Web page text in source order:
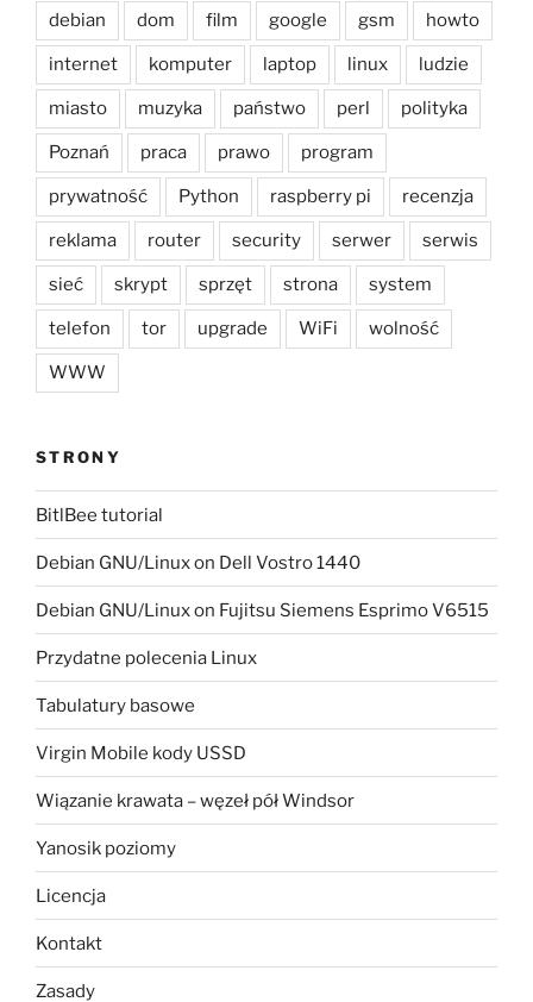
debian dom film google gsm howto
internet komputer laptop linux ludzie
miasto muzyka państwo perl polityka
Poznań praca prawo program
prywatność Python raspberry pi recenzja
reklama router security serwer serwis
sieć skrypt sprzęt strona system
telefon tor upgrade WiFi wolność
WWW
STRONY
BitlBee tutorial
Debian GNU/Linux on Dell Vostro 1440
Debian GNU/Linux on Fujitsu Siemens Esprimo V6515
Przydatne polecenia Linux
Tabulatury basowe
Virgin Mobile kody USSD
Wiązanie krawata – węzeł pół Windsor
Yanosik poziomy
Licencja
Kontakt
Zasady